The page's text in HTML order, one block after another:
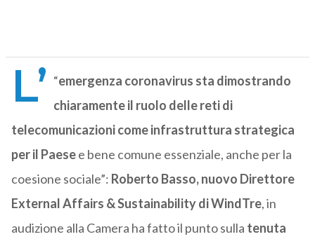
“
L’
emergenza coronavirus sta dimostrando
chiaramente il ruolo delle reti di
telecomunicazioni come infrastruttura strategica
per il Paesee bene comune essenziale, anche per la
coesione sociale”: Roberto Basso, nuovo Direttore
External Affairs & Sustainability di WindTre, in
audizione alla Camera ha fatto il punto sulla tenuta